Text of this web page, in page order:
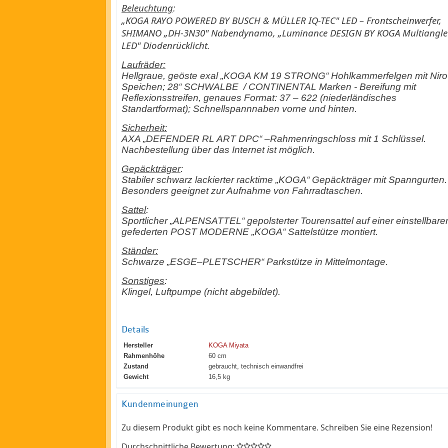
Beleuchtung:
„KOGA RAYO POWERED BY BUSCH & MÜLLER IQ-TEC" LED – Frontscheinwerfer,
SHIMANO „DH-3N30" Nabendynamo, „Luminance DESIGN BY KOGA
LED" Diodenrücklicht.
Laufräder:
Hellgraue, geöste exal „KOGA KM 19 STRONG“ Hohlkammerfelgen mit Niro
Speichen; 28“ SCHWALBE / CONTINENTAL Marken - Bereifung mit
Reflexionsstreifen, genaues Format: 37 – 622 (niederländisches
Standartformat); Schnellspannnaben vorne und hinten.
Sicherheit:
AXA „DEFENDER RL ART DPC“ –Rahmenringschloss mit 1 Schlüssel.
Nachbestellung über das Internet ist möglich.
Gepäckträger:
Stabiler schwarz lackierter racktime „KOGA“ Gepäckträger mit Spanngurten.
Besonders geeignet zur Aufnahme von Fahrradtaschen.
Sattel:
Sportlicher „ALPENSATTEL“ gepolsterter Tourensattel auf einer
gefederten POST MODERNE „KOGA“ Sattelstütze montiert.
Ständer:
Schwarze „ESGE–PLETSCHER“ Parkstütze in Mittelmontage.
Sonstiges:
Klingel, Luftpumpe (nicht abgebildet).
Details
Hersteller
KOGA Miyata
Rahmenhöhe
60 cm
Zustand
gebraucht, technisch einwandfrei
Gewicht
16,5 kg
Kundenmeinungen
Zu diesem Produkt gibt es noch keine Kommentare. Schreiben Sie eine Rezension!